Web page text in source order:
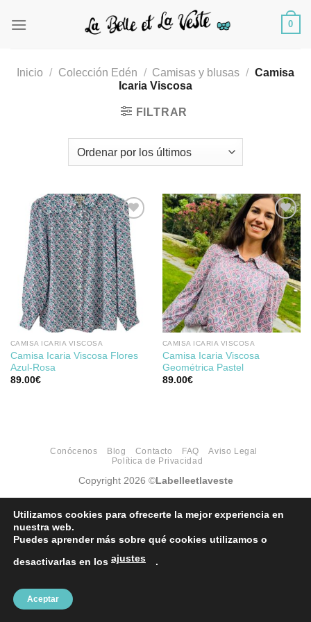
0
Inicio / Colección Edén / Camisas y blusas / Camisa
Icaria Viscosa
FILTRAR
Añadir
a la
lista de
deseos
CAMISA ICARIA VISCOSA
Camisa Icaria Viscosa Flores
Azul-Rosa
89.00€
Añadir
a la
lista de
deseos
CAMISA ICARIA VISCOSA
Camisa Icaria Viscosa
Geométrica Pastel
89.00€
Conócenos Blog Contacto FAQ
Aviso Legal
Política de Privacidad
Copyright 2026 ©Labelleetlaveste
Utilizamos cookies para ofrecerte la mejor experiencia en
nuestra web.
Puedes aprender más sobre qué cookies utilizamos o
desactivarlas en los ajustes .
Aceptar